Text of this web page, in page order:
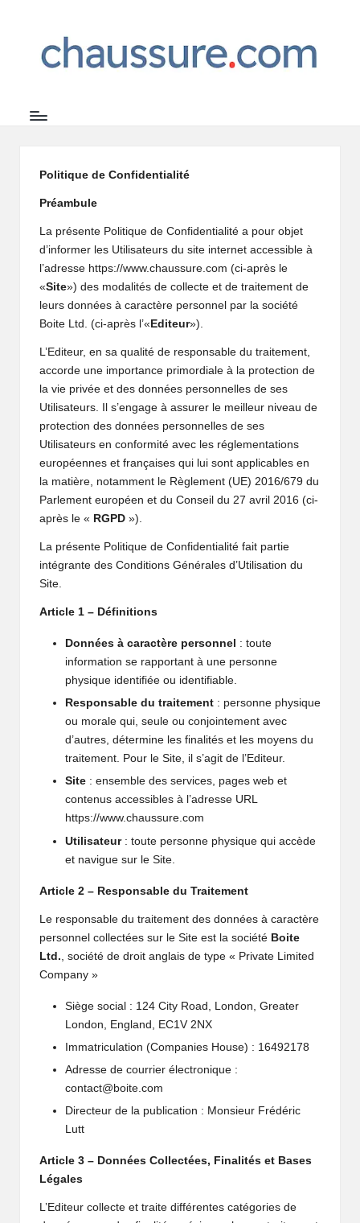
u
e.
m
Politique de Confidentialité
Préambule
La présente Politique de Confidentialité a pour objet
d’informer les Utilisateurs du site internet accessible à
l’adresse https://www.chaussure.com (ci-après le
«Site») des modalités de collecte et de traitement de
leurs données à caractère personnel par la société
Boite Ltd. (ci-après l’« Editeur»).
L’Editeur, en sa qualité de responsable du traitement,
accorde une importance primordiale à la protection de
la vie privée et des données personnelles de ses
Utilisateurs. Il s’engage à assurer le meilleur niveau de
protection des données personnelles de ses
Utilisateurs en conformité avec les réglementations
européennes et françaises qui lui sont applicables en
la matière, notamment le Règlement (UE) 2016/679 du
Parlement européen et du Conseil du 27 avril 2016 (ci-
après le « RGPD »).
La présente Politique de Confidentialité fait partie
intégrante des Conditions Générales d’Utilisation du
Site.
Article 1 – Définitions
Données à caractère personnel : toute
information se rapportant à une personne
physique identifiée ou identifiable.
Responsable du traitement : personne physique
ou morale qui, seule ou conjointement avec
d’autres, détermine les finalités et les moyens du
traitement. Pour le Site, il s’agit de l’Editeur.
Site : ensemble des services, pages web et
contenus accessibles à l’adresse URL
https://www.chaussure.com
Utilisateur : toute personne physique qui accède
et navigue sur le Site.
Article 2 – Responsable du Traitement
Le responsable du traitement des données à caractère
personnel collectées sur le Site est la société Boite
Ltd. , société de droit anglais de type « Private Limited
Company »
Siège social : 124 City Road, London, Greater
London, England, EC1V 2NX
Immatriculation (Companies House) : 16492178
Adresse de courrier électronique :
contact@boite.com
Directeur de la publication : Monsieur Frédéric
Lutt
Article 3 – Données Collectées, Finalités et Bases
Légales
L’Editeur collecte et traite différentes catégories de